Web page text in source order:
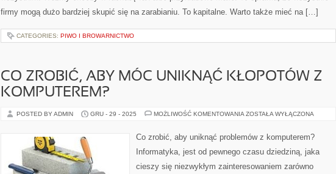
firmy mogą dużo bardziej skupić się na zarabianiu. To kapitalne. Warto także mieć na […]
CATEGORIES: PIWO I BROWARNICTWO
CO ZROBIĆ, ABY MÓC UNIKNĄĆ KŁOPOTÓW Z
KOMPUTEREM?
POSTED BY ADMIN GRU - 29 - 2025 MOŻLIWOŚĆ KOMENTOWANIA CO
MÓC
UNIKNĄĆ
Z
ZOSTAŁA WYŁĄCZONA
Co zrobić, aby uniknąć problemów z komputerem?
Informatyka, jest od pewnego czasu dziedziną, jaka
cieszy się niezwykłym zainteresowaniem zarówno